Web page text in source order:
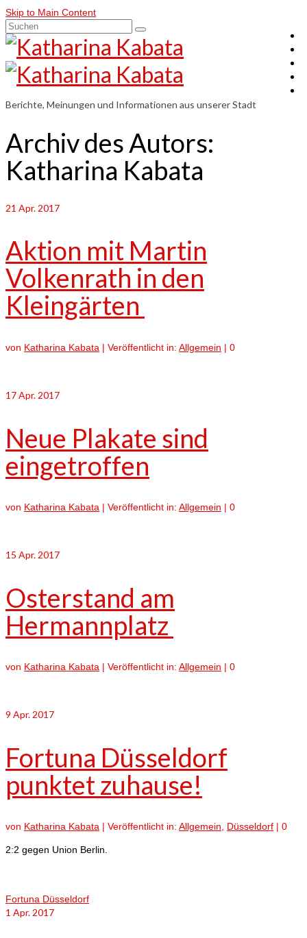
Skip to Main Content
Suchen
nach:
Berichte, Meinungen und Informationen aus unserer Stadt
Archiv des Autors:
Katharina Kabata
21 Apr. 2017
Aktion mit Martin
Volkenrath in den
Kleingärten
von Katharina Kabata | Veröffentlicht in: Allgemein | 0
17Apr. 2017
Neue Plakate sind
eingetroffen
von Katharina Kabata | Veröffentlicht in: Allgemein | 0
15 Apr. 2017
Osterstand am
Hermannplatz
von Katharina Kabata | Veröffentlicht in: Allgemein | 0
9 Apr. 2017
Fortuna Düsseldorf
punktet zuhause!
von Katharina Kabata | Veröffentlicht in: Allgemein Düsseldorf | 0
2:2 gegen Union Berlin.
Fortuna Düsseldorf
1 Apr. 2017